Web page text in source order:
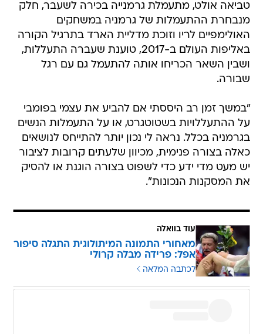
טביאה אולט, מתעמלת גרמנייה בכירה לשעבר, חלק
מנבחרת ההתעמלות של גרמניה במשחקים
האולימפיים לריו וזוכת מדליית הארד בתרגיל הקורה
באליפות העולם ב-2017, טוענת שעברה התעללות,
ושבין השאר הכריחו אותה להתעמל גם עם רגל
שבורה.
"במשך זמן רב היססתי אם להביע את עצמי בפומבי
על ההתעללויות בשטוטגרט, או על התעמלות הנשים
בגרמניה בכלל. נראה לי נכון יותר להתייחס לנושאים
כאלה בצורה פנימית, מכיוון שלעתים קרובות לציבור
יש מעט מדי ידע כדי לשפוט בצורה הוגנת או להסיק
את המסקנות הנכונות".
עוד בוואלה
מאחורי התמונה המיתולוגית התגלה סיפור
אפל: פרידה מבלה קרולי
לכתבה המלאה